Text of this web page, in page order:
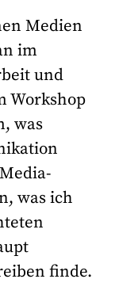
Medien
im
und
Workshop
was
was ich
finde.